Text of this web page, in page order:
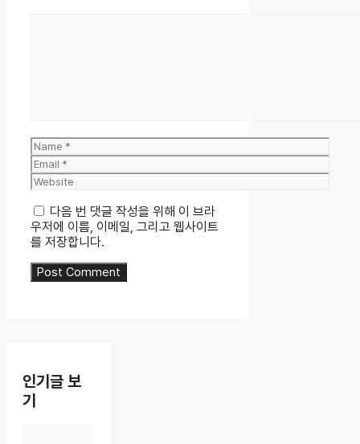
Name
Email
Website
다음 번 댓글 작성을 위해 이 브라
우저에 이름, 이메일, 그리고 웹사이트
를 저장합니다.
인기글 보
기